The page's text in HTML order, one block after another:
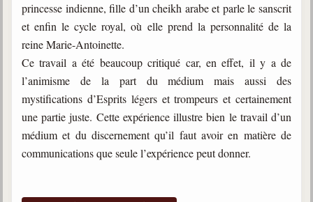
princesse indienne, fille d’un cheikh arabe et parle le sanscrit
et enfin le cycle royal, où elle prend la personnalité de la
reine Marie-Antoinette.
Ce travail a été beaucoup critiqué car, en effet, il y a de
l’animisme de la part du médium mais aussi des
mystifications d’Esprits légers et trompeurs et certainement
une partie juste. Cette expérience illustre bien le travail d’un
médium et du discernement qu’il faut avoir en matière de
communications que seule l’expérience peut donner.